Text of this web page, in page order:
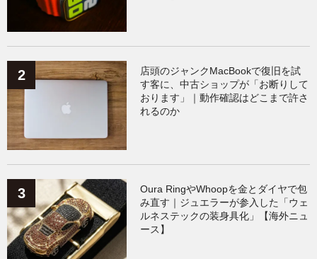
AppleWatchアクセサリー
Xiaomi（119）
店頭のジャンクMacBookで復旧を試
す客に、中古ショップが「お断りして
おります」｜動作確認はどこまで許さ
れるのか
Oura RingやWhoopを金とダイヤで包
み直す｜ジュエラーが参入した「ウェ
ルネステックの装身具化」【海外ニュ
ース】